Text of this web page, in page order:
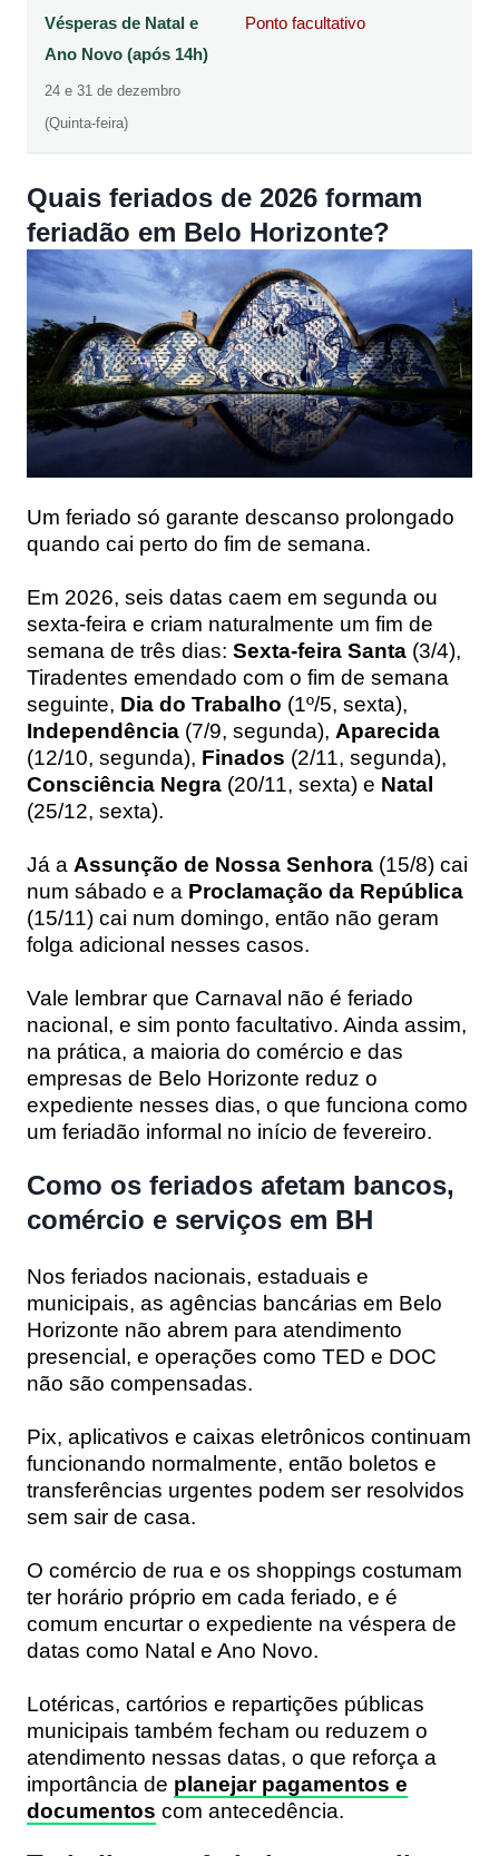
Vésperas de Natal e
Ano Novo (após 14h)
24 e 31 de dezembro
(Quinta-feira)
Ponto facultativo
Quais feriados de 2026 formam
feriadão em Belo Horizonte?
Um feriado só garante descanso prolongado
quando cai perto do fim de semana.
Em 2026, seis datas caem em segunda ou
sexta-feira e criam naturalmente um fim de
semana de três dias: Sexta-feira Santa (3/4),
Tiradentes emendado com o fim de semana
seguinte, Dia do Trabalho (1º/5, sexta),
Independência (7/9, segunda), Aparecida
(12/10, segunda), Finados (2/11, segunda),
Consciência Negra (20/11, sexta) e Natal
(25/12, sexta).
Já a Assunção de Nossa Senhora (15/8) cai
num sábado e a Proclamação da República
(15/11) cai num domingo, então não geram
folga adicional nesses casos.
Vale lembrar que Carnaval não é feriado
nacional, e sim ponto facultativo. Ainda assim,
na prática, a maioria do comércio e das
empresas de Belo Horizonte reduz o
expediente nesses dias, o que funciona como
um feriadão informal no início de fevereiro.
Como os feriados afetam bancos,
comércio e serviços em BH
Nos feriados nacionais, estaduais e
municipais, as agências bancárias em Belo
Horizonte não abrem para atendimento
presencial, e operações como TED e DOC
não são compensadas.
Pix, aplicativos e caixas eletrônicos continuam
funcionando normalmente, então boletos e
transferências urgentes podem ser resolvidos
sem sair de casa.
O comércio de rua e os shoppings costumam
ter horário próprio em cada feriado, e é
comum encurtar o expediente na véspera de
datas como Natal e Ano Novo.
Lotéricas, cartórios e repartições públicas
municipais também fecham ou reduzem o
atendimento nessas datas, o que reforça a
importância de planejar pagamentos e
documentos com antecedência.